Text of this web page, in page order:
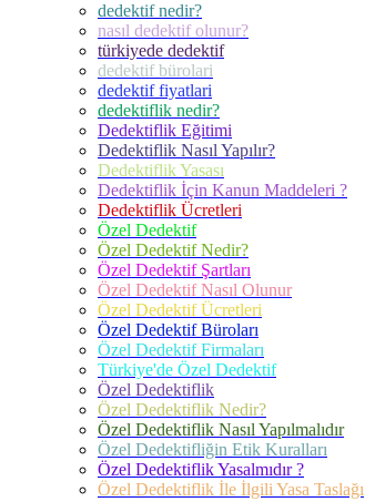
dedektif nedir?
nasıl dedektif olunur?
türkiyede dedektif
dedektif bürolari
dedektif fiyatlari
dedektiflik nedir?
Dedektiflik Eğitimi
Dedektiflik Nasıl Yapılır?
Dedektiflik Yasası
Dedektiflik İçin Kanun Maddeleri ?
Dedektiflik Ücretleri
Özel Dedektif
Özel Dedektif Nedir?
Özel Dedektif Şartları
Özel Dedektif Nasıl Olunur
Özel Dedektif Ücretleri
Özel Dedektif Büroları
Özel Dedektif Firmaları
Türkiye'de Özel Dedektif
Özel Dedektiflik
Özel Dedektiflik Nedir?
Özel Dedektiflik Nasıl Yapılmalıdır
Özel Dedektifliğin Etik Kuralları
Özel Dedektiflik Yasalmıdır ?
Özel Dedektiflik İle İlgili Yasa Taslağı